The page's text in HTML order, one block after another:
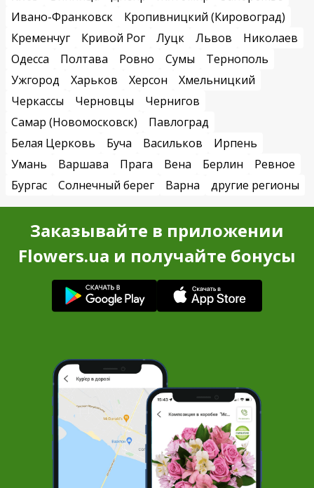
Ивано-Франковск
Кропивницкий (Кировоград)
Кременчуг
Кривой Рог Луцк Львов
Николаев
Одесса
Полтава Ровно Сумы
Тернополь
Ужгород
Харьков Херсон
Хмельницкий
Черкассы
Черновцы
Чернигов
Самар (Новомосковск)
Павлоград
Белая Церковь
Буча Васильков
Ирпень
Умань
Варшава Прага Вена Берлин
Ревное
Бургас
Солнечный берег Варна другие регионы
Заказывайте в приложении
Flowers.ua и получайте бонусы